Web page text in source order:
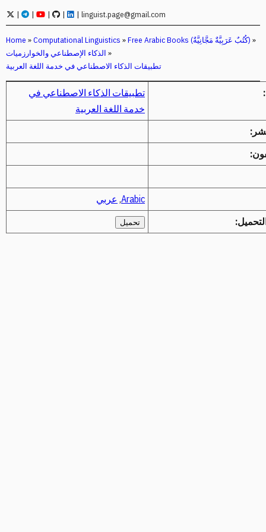
| | | | | linguist.page@gmail.com
Home »Computational Linguistics » Free Arabic Books (كُتُبٌ عَرَبِيَّةٌ مَجَّانِيَّةٌ) »
الذكاء الإصطناعي والخوارزميات »
تطبيقات الذكاء الاصطناعي في خدمة اللغة العربية
تطبيقات الذكاء الاصطناعي في
خدمة اللغة العربية
Arabic
, عربي
تحميل